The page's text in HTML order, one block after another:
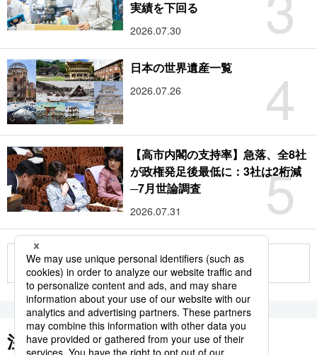
実績を下回る
2026.07.30
4
日本の世界遺産一覧
2026.07.26
5
【高市内閣の支持率】急落、全8社
が政権発足後最低に：3社は2桁減
─7月世論調査
2026.07.31
もっと見る
注目のキーワード